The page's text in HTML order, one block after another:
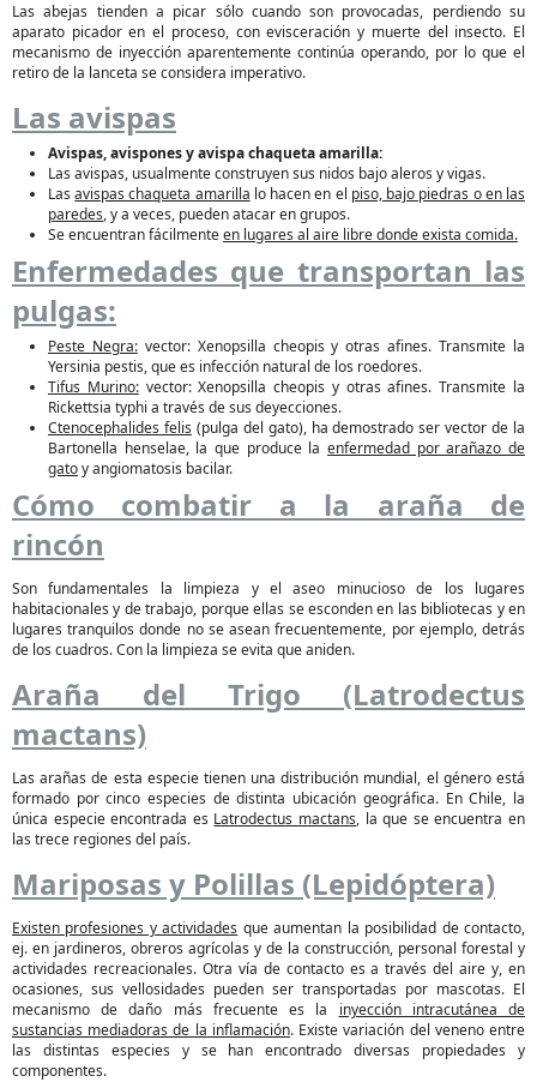
Las abejas tienden a picar sólo cuando son provocadas, perdiendo su
aparato picador en el proceso, con evisceración y muerte del insecto. El
mecanismo de inyección aparentemente continúa operando, por lo que el
retiro de la lanceta se considera imperativo.
Las avispas
Avispas, avispones y avispa chaqueta amarilla:
Las avispas, usualmente construyen sus nidos bajo aleros y vigas.
Lasavispas chaqueta amarilla lo hacen en el piso, bajo piedras o en las
paredes, y a veces, pueden atacar en grupos.
Se encuentran fácilmenteen lugares al aire libre donde exista comida.
Enfermedades que transportan las
pulgas:
Peste Negra:vector: Xenopsilla cheopis y otras afines. Transmite la
Yersinia pestis, que es infección natural de los roedores.
Tifus Murino:vector: Xenopsilla cheopis y otras afines. Transmite la
Rickettsia typhi a través de sus deyecciones.
Ctenocephalides felis (pulga del gato), ha demostrado ser vector de la
Bartonella henselae, la que produce la enfermedad por arañazo de
gatoy angiomatosis bacilar.
Cómo combatir a la araña de
rincón
Son fundamentales la limpieza y el aseo minucioso de los lugares
habitacionales y de trabajo, porque ellas se esconden en las bibliotecas y en
lugares tranquilos donde no se asean frecuentemente, por ejemplo, detrás
de los cuadros. Con la limpieza se evita que aniden.
Araña del Trigo (Latrodectus
mactans)
Las arañas de esta especie tienen una distribución mundial, el género está
formado por cinco especies de distinta ubicación geográfica. En Chile, la
única especie encontrada es Latrodectus mactans, la que se encuentra en
las trece regiones del país.
Mariposas y Polillas (Lepidóptera)
Existen profesiones y actividades que aumentan la posibilidad de contacto,
ej. en jardineros, obreros agrícolas y de la construcción, personal forestal y
actividades recreacionales. Otra vía de contacto es a través del aire y, en
ocasiones, sus vellosidades pueden ser transportadas por mascotas. El
mecanismo de daño más frecuente es la inyección intracutánea de
sustancias mediadoras de la inflamación. Existe variación del veneno entre
las distintas especies y se han encontrado diversas propiedades y
componentes.